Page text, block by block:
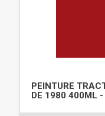
PEINTURE
DE 1980 400ML